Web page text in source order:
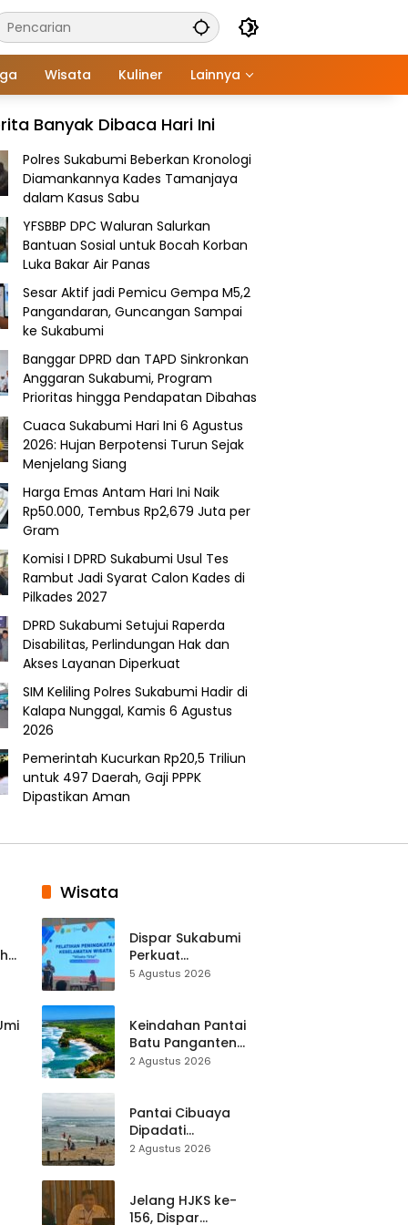
Wisata Kuliner Lainnya
Banyak Dibaca Hari Ini
Polres Sukabumi Beberkan Kronologi
Diamankannya Kades Tamanjaya
dalam Kasus Sabu
YFSBBP DPC Waluran Salurkan
Bantuan Sosial untuk Bocah Korban
Luka Bakar Air Panas
Sesar Aktif jadi Pemicu Gempa M5,2
Pangandaran, Guncangan Sampai
ke Sukabumi
Banggar DPRD dan TAPD Sinkronkan
Anggaran Sukabumi, Program
Prioritas hingga Pendapatan Dibahas
Cuaca Sukabumi Hari Ini 6 Agustus
2026: Hujan Berpotensi Turun Sejak
Menjelang Siang
Harga Emas Antam Hari Ini Naik
Rp50.000, Tembus Rp2,679 Juta per
Gram
Komisi I DPRD Sukabumi Usul Tes
Rambut Jadi Syarat Calon Kades di
Pilkades 2027
DPRD Sukabumi Setujui Raperda
Disabilitas, Perlindungan Hak dan
Akses Layanan Diperkuat
SIM Keliling Polres Sukabumi Hadir di
Kalapa Nunggal, Kamis 6 Agustus
2026
Pemerintah Kucurkan Rp20,5 Triliun
untuk 497 Daerah, Gaji PPPK
Dipastikan Aman
Wisata
Dispar Sukabumi
Perkuat
Keselamatan
Mitigasi hingga
Teknik Evakuasi
5 Agustus 2026
Keindahan Pantai
Batu Panganten
Mulai Dilirik
2 Agustus 2026
Pantai Cibuaya
Dipadati
Wisatawan,
Waspada
2 Agustus 2026
Jelang HJKS ke-
156, Dispar